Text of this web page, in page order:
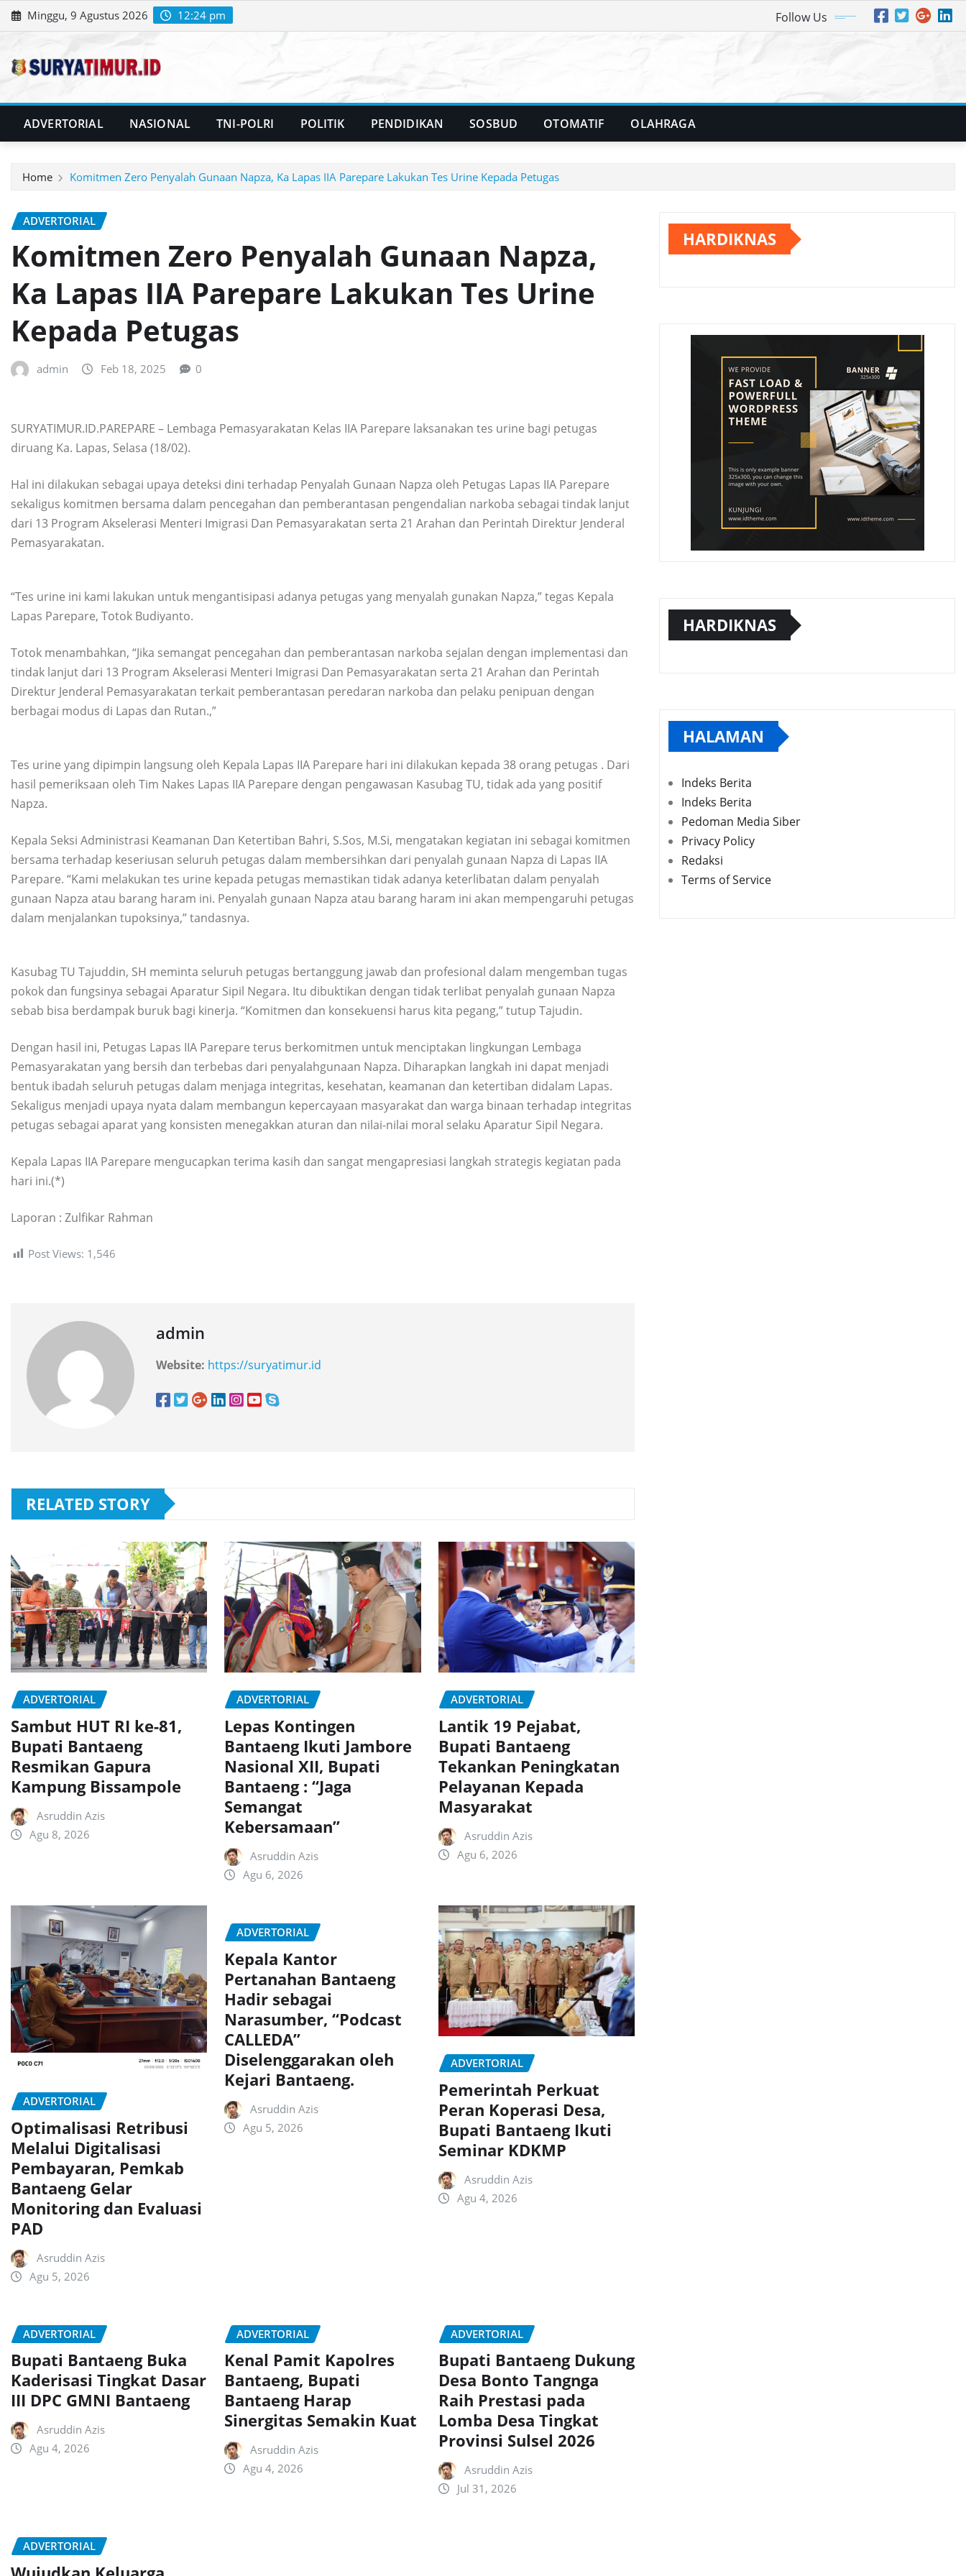
Skip
to
Minggu, 9 Agustus 2026 12:24 pm Follow Us
ADVERTORIAL NASIONAL TNI-POLRI POLITIK PENDIDIKAN SOSBUD OTOMATIF OLAHRAGA
Home Komitmen Zero Penyalah Gunaan Napza, Ka Lapas IIA Parepare Lakukan Tes Urine Kepada Petugas
ADVERTORIAL
Komitmen Zero Penyalah Gunaan Napza,
Ka Lapas IIA Parepare Lakukan Tes Urine
Kepada Petugas
admin Feb 18, 2025 0
SURYATIMUR.ID.PAREPARE – Lembaga Pemasyarakatan Kelas IIA Parepare laksanakan tes urine bagi petugas
diruang Ka. Lapas, Selasa (18/02).
Hal ini dilakukan sebagai upaya deteksi dini terhadap Penyalah Gunaan Napza oleh Petugas Lapas IIA Parepare
sekaligus komitmen bersama dalam pencegahan dan pemberantasan pengendalian narkoba sebagai tindak lanjut
dari 13 Program Akselerasi Menteri Imigrasi Dan Pemasyarakatan serta 21 Arahan dan Perintah Direktur Jenderal
Pemasyarakatan.
“Tes urine ini kami lakukan untuk mengantisipasi adanya petugas yang menyalah gunakan Napza,” tegas Kepala
Lapas Parepare, Totok Budiyanto.
Totok menambahkan, “Jika semangat pencegahan dan pemberantasan narkoba sejalan dengan implementasi dan
tindak lanjut dari 13 Program Akselerasi Menteri Imigrasi Dan Pemasyarakatan serta 21 Arahan dan Perintah
Direktur Jenderal Pemasyarakatan terkait pemberantasan peredaran narkoba dan pelaku penipuan dengan
berbagai modus di Lapas dan Rutan.,”
Tes urine yang dipimpin langsung oleh Kepala Lapas IIA Parepare hari ini dilakukan kepada 38 orang petugas . Dari
hasil pemeriksaan oleh Tim Nakes Lapas IIA Parepare dengan pengawasan Kasubag TU, tidak ada yang positif
Napza.
Kepala Seksi Administrasi Keamanan Dan Ketertiban Bahri, S.Sos, M.Si, mengatakan kegiatan ini sebagai komitmen
bersama terhadap keseriusan seluruh petugas dalam membersihkan dari penyalah gunaan Napza di Lapas IIA
Parepare. “Kami melakukan tes urine kepada petugas memastikan tidak adanya keterlibatan dalam penyalah
gunaan Napza atau barang haram ini. Penyalah gunaan Napza atau barang haram ini akan mempengaruhi petugas
dalam menjalankan tupoksinya,” tandasnya.
Kasubag TU Tajuddin, SH meminta seluruh petugas bertanggung jawab dan profesional dalam mengemban tugas
pokok dan fungsinya sebagai Aparatur Sipil Negara. Itu dibuktikan dengan tidak terlibat penyalah gunaan Napza
sebab bisa berdampak buruk bagi kinerja. “Komitmen dan konsekuensi harus kita pegang,” tutup Tajudin.
Dengan hasil ini, Petugas Lapas IIA Parepare terus berkomitmen untuk menciptakan lingkungan Lembaga
Pemasyarakatan yang bersih dan terbebas dari penyalahgunaan Napza. Diharapkan langkah ini dapat menjadi
bentuk ibadah seluruh petugas dalam menjaga integritas, kesehatan, keamanan dan ketertiban didalam Lapas.
Sekaligus menjadi upaya nyata dalam membangun kepercayaan masyarakat dan warga binaan terhadap integritas
petugas sebagai aparat yang konsisten menegakkan aturan dan nilai-nilai moral selaku Aparatur Sipil Negara.
Kepala Lapas IIA Parepare mengucapkan terima kasih dan sangat mengapresiasi langkah strategis kegiatan pada
hari ini.(*)
Laporan : Zulfikar Rahman
Post Views: 1,546
admin
Website: https://suryatimur.id
RELATED STORY
ADVERTORIAL
Sambut HUT RI ke-81,
Bupati Bantaeng
Resmikan Gapura
Kampung Bissampole
Asruddin Azis
Agu 8, 2026
ADVERTORIAL
Lepas Kontingen
Bantaeng Ikuti Jambore
Nasional XII, Bupati
Bantaeng : “Jaga
Semangat
Kebersamaan”
Asruddin Azis
Agu 6, 2026
ADVERTORIAL
Lantik 19 Pejabat,
Bupati Bantaeng
Tekankan Peningkatan
Pelayanan Kepada
Masyarakat
Asruddin Azis
Agu 6, 2026
ADVERTORIAL
Optimalisasi Retribusi
Melalui Digitalisasi
Pembayaran, Pemkab
Bantaeng Gelar
Monitoring dan Evaluasi
PAD
Asruddin Azis
Agu 5, 2026
ADVERTORIAL
Kepala Kantor
Pertanahan Bantaeng
Hadir sebagai
Narasumber, “Podcast
CALLEDA”
Diselenggarakan oleh
Kejari Bantaeng.
Asruddin Azis
Agu 5, 2026
ADVERTORIAL
Pemerintah Perkuat
Peran Koperasi Desa,
Bupati Bantaeng Ikuti
Seminar KDKMP
Asruddin Azis
Agu 4, 2026
ADVERTORIAL
Bupati Bantaeng Buka
Kaderisasi Tingkat Dasar
III DPC GMNI Bantaeng
Asruddin Azis
Agu 4, 2026
ADVERTORIAL
Kenal Pamit Kapolres
Bantaeng, Bupati
Bantaeng Harap
Sinergitas Semakin Kuat
Asruddin Azis
Agu 4, 2026
ADVERTORIAL
Bupati Bantaeng Dukung
Desa Bonto Tangnga
Raih Prestasi pada
Lomba Desa Tingkat
Provinsi Sulsel 2026
Asruddin Azis
Jul 31, 2026
ADVERTORIAL
HARDIKNAS
HARDIKNAS
HALAMAN
Indeks Berita
Indeks Berita
Pedoman Media Siber
Privacy Policy
Redaksi
Terms of Service